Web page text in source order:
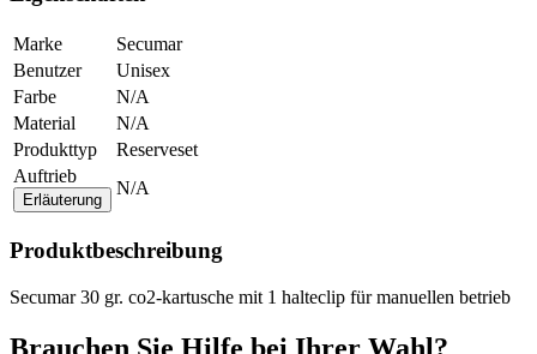
Marke
Secumar
Benutzer
Unisex
Farbe
N/A
Material
N/A
Produkttyp
Reserveset
Auftrieb
Erläuterung
N/A
Produktbeschreibung
Secumar 30 gr. co2-kartusche mit 1 halteclip für manuellen betrieb